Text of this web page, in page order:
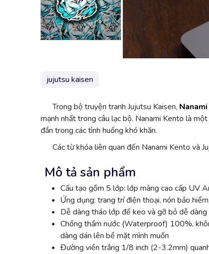
jujutsu kaisen
Trong bộ truyện tranh Jujutsu Kaisen,
mạnh nhất trong câu lạc bộ. Nanami Kento là
đắn trong các tình huống khó khăn.
Các từ khóa liên quan đến Nanami Kento và
Mô tả sản phẩm
Cấu tạo gồm 5 lớp: lớp màng cao cấp UV
Ứng dụng: trang trí điện thoại, nón bảo
Dễ dàng tháo lớp đế keo và gỡ bỏ dễ
Chống thấm nước (Waterproof) 100%,
dàng dán lên bề mặt mình muốn
Đường viền trắng 1/8 inch (2-3.2mm)